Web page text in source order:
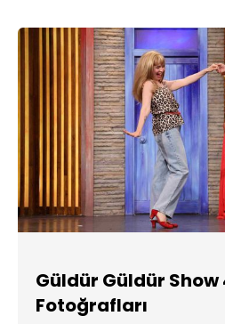
Güldür Güldür
Fotoğrafları